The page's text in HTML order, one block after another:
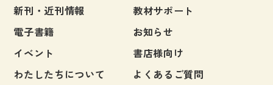
日本留学試験対策
各種試験対策
大学入試対策
学校情報
新刊・近刊情報
教材サポート
電子書籍
お知らせ
イベント
書店様向け
わたしたちについて
よくあるご質問